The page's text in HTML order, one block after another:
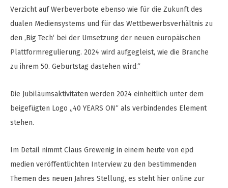
Verzicht auf Werbeverbote ebenso wie für die Zukunft des
dualen Mediensystems und für das Wettbewerbsverhältnis zu
den ‚Big Tech‘ bei der Umsetzung der neuen europäischen
Plattformregulierung. 2024 wird aufgegleist, wie die Branche
zu ihrem 50. Geburtstag dastehen wird.“
Die Jubiläumsaktivitäten werden 2024 einheitlich unter dem
beigefügten Logo „40 YEARS ON“ als verbindendes Element
stehen.
Im Detail nimmt Claus Grewenig in einem heute von epd
medien veröffentlichten Interview zu den bestimmenden
Themen des neuen Jahres Stellung, es steht hier online zur